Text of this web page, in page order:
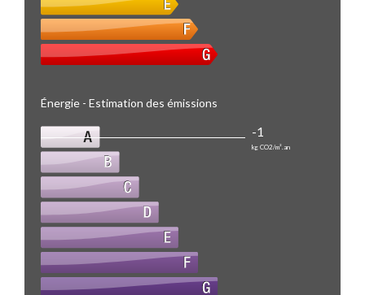
Énergie - Estimation des émissions
-1
kg CO2/m².an